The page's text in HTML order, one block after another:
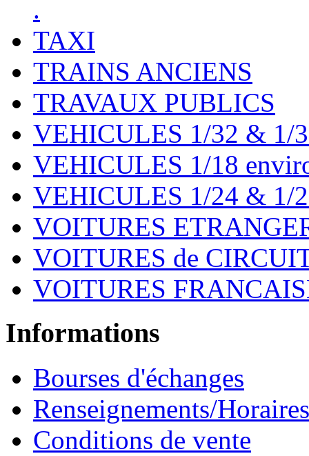
.
TAXI
TRAINS ANCIENS
TRAVAUX PUBLICS
VEHICULES 1/32 & 1/
VEHICULES 1/18
VEHICULES 1/24 & 1/
VOITURES
VOITURES de
VOITURES
Informations
Bourses d'échanges
Renseignements/Horaires
Conditions de vente